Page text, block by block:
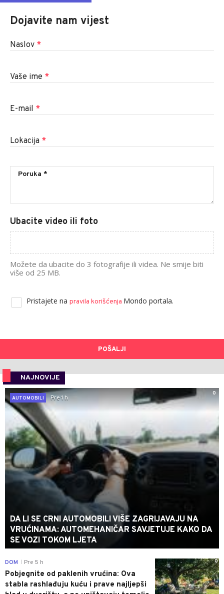
Dojavite nam vijest
Naslov *
Vaše ime *
E-mail *
Lokacija *
Ubacite video ili foto
Možete da ubacite do 3 fotografije ili videa. Ne smije biti
više od 25 MB.
Pristajete na pravila korišćenja Mondo portala.
POŠALJI
NAJNOVIJE
0
AUTOMOBILI
Pre 1 h
DA LI SE CRNI AUTOMOBILI VIŠE ZAGRIJAVAJU NA
VRUĆINAMA: AUTOMEHANIČAR SAVJETUJE KAKO DA
SE VOZI TOKOM LJETA
0
DOM Pre 5 h
Pobjegnite od paklenih vrućina: Ova
stabla rashlađuju kuću i prave najljepši